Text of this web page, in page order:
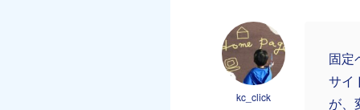
kc_click
固定
サイ
が、